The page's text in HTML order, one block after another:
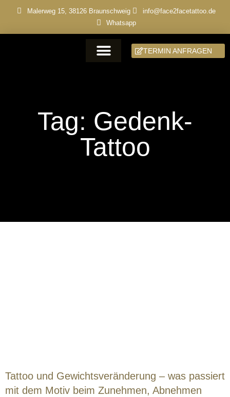
Malerweg 15, 38126 Braunschweig
info@face2facetattoo.de
Whatsapp
TERMIN ANFRAGEN
Tag: Gedenk-
Tattoo
Tattoo und Gewichtsveränderung – was passiert
mit dem Motiv beim Zunehmen, Abnehmen